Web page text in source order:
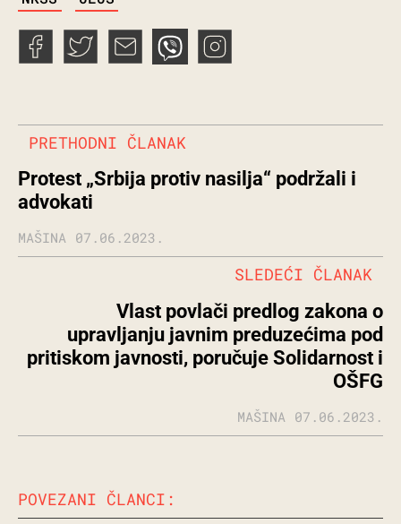
PRETHODNI ČLANAK
Protest „Srbija protiv nasilja“ podržali i
advokati
MAŠINA 07.06.2023.
Vlast povlači predlog zakona o
upravljanju javnim preduzećima pod
pritiskom javnosti, poručuje Solidarnost i
OŠFG
SLEDEĆI ČLANAK
MAŠINA 07.06.2023.
POVEZANI ČLANCI: